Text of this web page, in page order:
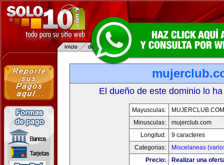
El dueño de este dominio lo
Mayusculas:
MUJERCLUB.COM
Minusculas:
mujerclub.com
Longitud:
9 caracteres
Categorias:
Miscelaneas
Precio:
Realizar una